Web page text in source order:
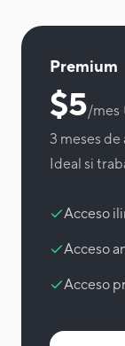
Premium
$5/mes
3 meses de
Ideal si
Acceso
Acceso
Acceso